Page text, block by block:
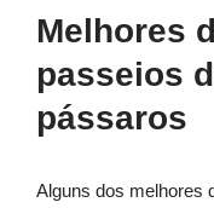
Melhores
passeios
pássaros
Alguns dos melhores